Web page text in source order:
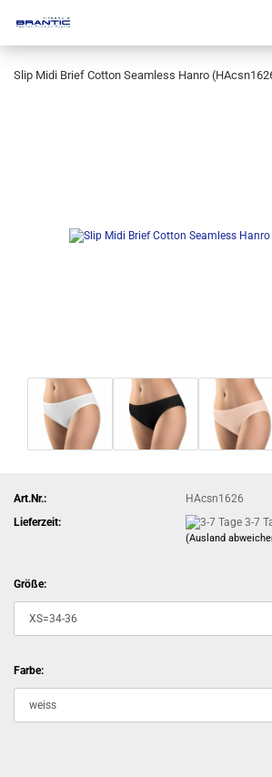
Slip Midi Brief Cotton Seamless Hanro
Art.Nr.:
HAcsn1626
Lieferzeit:
3-7
(Ausland
Größe:
Farbe: